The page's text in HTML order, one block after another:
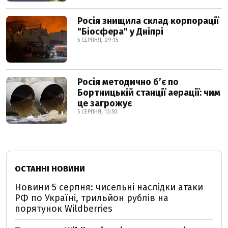
Росія знищила склад корпорації
"Біосфера" у Дніпрі
5 СЕРПНЯ, 09:15
Росія методично б’є по
Бортницькій станції аерації: чим
це загрожує
5 СЕРПНЯ, 13:50
ОСТАННІ НОВИНИ
Новини 5 серпня: чисельні наслідки атаки
РФ по Україні, трильйон рублів на
порятунок Wildberries